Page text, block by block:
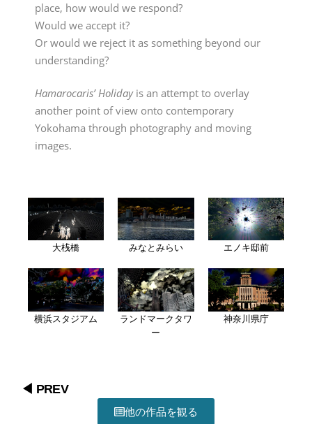
place, how would we respond?
Would we accept it?
Or would we reject it as something beyond our
understanding?
Hamarocaris’ Holidayis an attempt to overlay
another point of view onto contemporary
Yokohama through photography and moving
images.
大桟橋 みなとみらい エノキ邸前
横浜スタジアム
ランドマークタワ
ー
神奈川県庁
◀ PREV
他の作品を観る